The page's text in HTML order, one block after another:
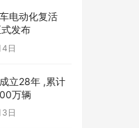
电动化复活
发布
日
立28年 ,累计
万辆
日